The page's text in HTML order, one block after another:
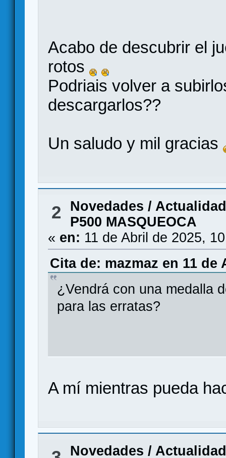
Acabo de descubrir el
rotos
Podriais volver a
descargarlos??
Un saludo y mil gracias
2
Novedades / Actualidad
P500 MASQUEOCA
« en: 11 de Abril de 2025,
Cita de: mazmaz en 11 de
¿Vendrá con una medalla
para las erratas?
A mí mientras pueda
Novedades / Actualidad